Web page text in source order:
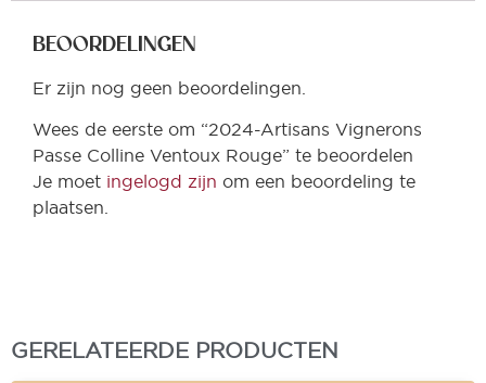
BEOORDELINGEN
Er zijn nog geen beoordelingen.
Wees de eerste om “2024-Artisans Vignerons
Passe Colline Ventoux Rouge” te beoordelen
Je moet ingelogd zijn om een beoordeling te
plaatsen.
GERELATEERDE PRODUCTEN